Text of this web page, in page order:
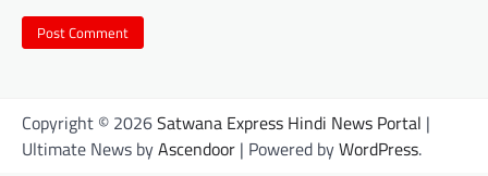
Copyright © 2026Satwana Express Hindi News Portal |
Ultimate News byAscendoor | Powered byWordPress.